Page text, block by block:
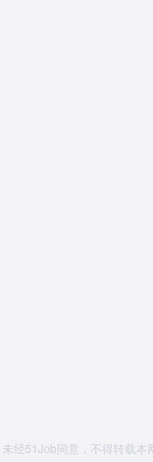
未经51Job同意，不得转载